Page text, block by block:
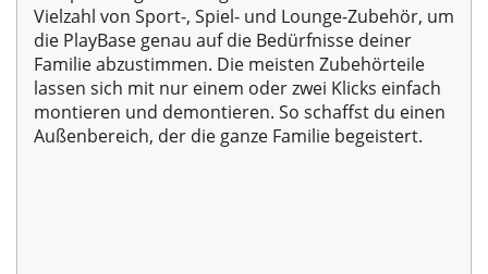
Vielzahl von Sport-, Spiel- und Lounge-Zubehör, um
die PlayBase genau auf die Bedürfnisse deiner
Familie abzustimmen. Die meisten Zubehörteile
lassen sich mit nur einem oder zwei Klicks einfach
montieren und demontieren. So schaffst du einen
Außenbereich, der die ganze Familie begeistert.